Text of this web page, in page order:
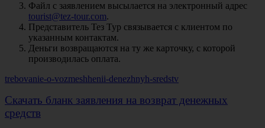
Файл с заявлением высылается на электронный адрес
tourist@tez-tour.com.
Представитель Тез Тур связывается с клиентом по
указанным контактам.
Деньги возвращаются на ту же карточку, с которой
производилась оплата.
trebovanie-o-vozmeshhenii-denezhnyh-sredstv
Скачать бланк заявления на возврат денежных
средств